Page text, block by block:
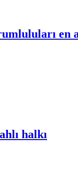
en
halkı